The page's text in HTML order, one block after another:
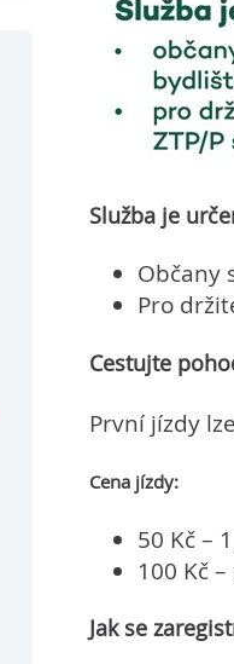
Služba je
Občany
Pro
Cestujte
První jízdy
Cena jízdy:
50 Kč –
100 Kč
Jak se